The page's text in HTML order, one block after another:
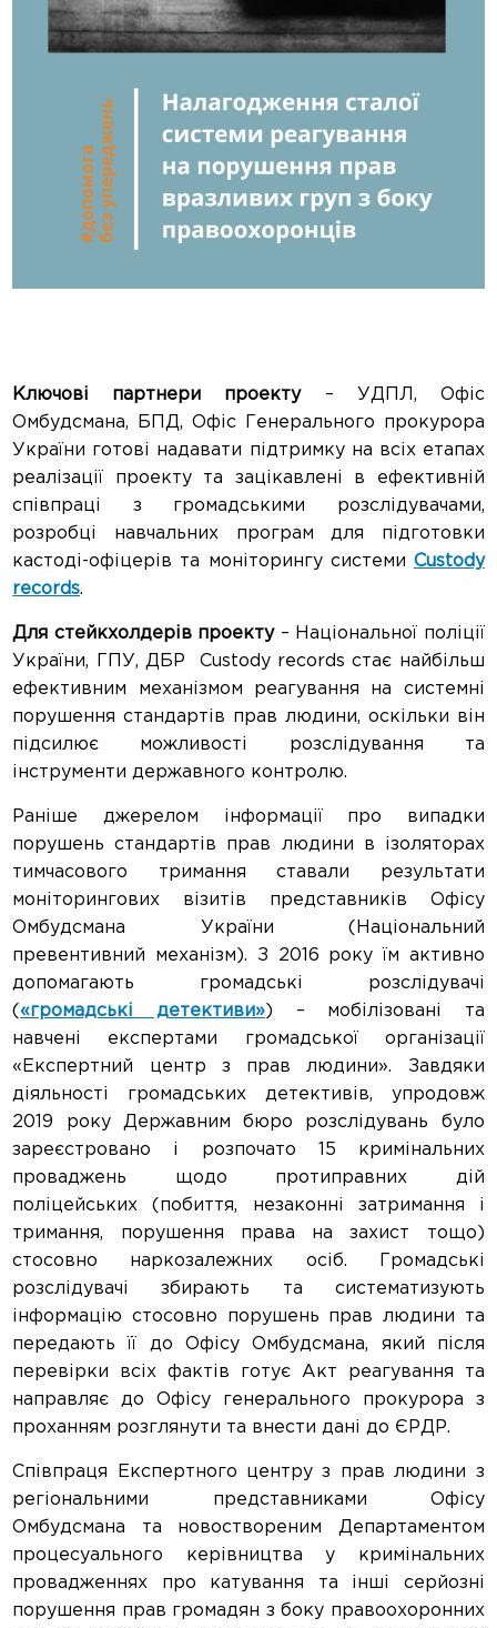
Ключові партнери проекту– УДПЛ, Офіс
Омбудсмана, БПД, Офіс Генерального прокурора
України готові надавати підтримку на всіх етапах
реалізації проекту та зацікавлені в ефективній
співпраці з громадськими розслідувачами,
розробці навчальних програм для підготовки
кастоді-офіцерів та моніторингу системи Custody
records.
Для стейкхолдерів проекту– Національної поліції
України, ГПУ, ДБР Custody records стає найбільш
ефективним механізмом реагування на системні
порушення стандартів прав людини, оскільки він
підсилює можливості розслідування та
інструменти державного контролю.
Раніше джерелом інформації про випадки
порушень стандартів прав людини в ізоляторах
тимчасового тримання ставали результати
моніторингових візитів представників Офісу
Омбудсмана України (Національний
превентивний механізм). З 2016 року їм активно
допомагають громадські розслідувачі
(«громадські детективи») – мобілізовані та
навчені експертами громадської організації
«Експертний центр з прав людини». Завдяки
діяльності громадських детективів, упродовж
2019 року Державним бюро розслідувань було
зареєстровано і розпочато 15 кримінальних
проваджень щодо протиправних дій
поліцейських (побиття, незаконні затримання і
тримання, порушення права на захист тощо)
стосовно наркозалежних осіб. Громадські
розслідувачі збирають та систематизують
інформацію стосовно порушень прав людини та
передають її до Офісу Омбудсмана, який після
перевірки всіх фактів готує Акт реагування та
направляє до Офісу генерального прокурора з
проханням розглянути та внести дані до ЄРДР.
Співпраця Експертного центру з прав людини з
регіональними представниками Офісу
Омбудсмана та новоствореним Департаментом
процесуального керівництва у кримінальних
провадженнях про катування та інші серйозні
порушення прав громадян з боку правоохоронних